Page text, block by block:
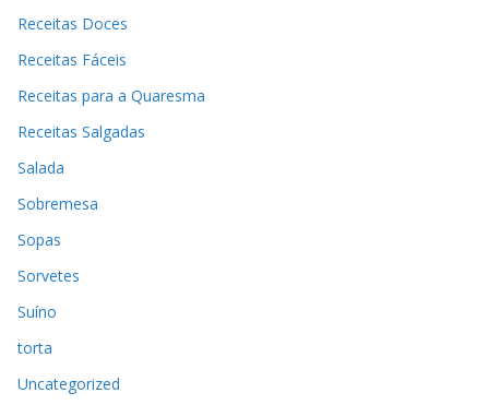
Receitas Doces
Receitas Fáceis
Receitas para a Quaresma
Receitas Salgadas
Salada
Sobremesa
Sopas
Sorvetes
Suíno
torta
Uncategorized